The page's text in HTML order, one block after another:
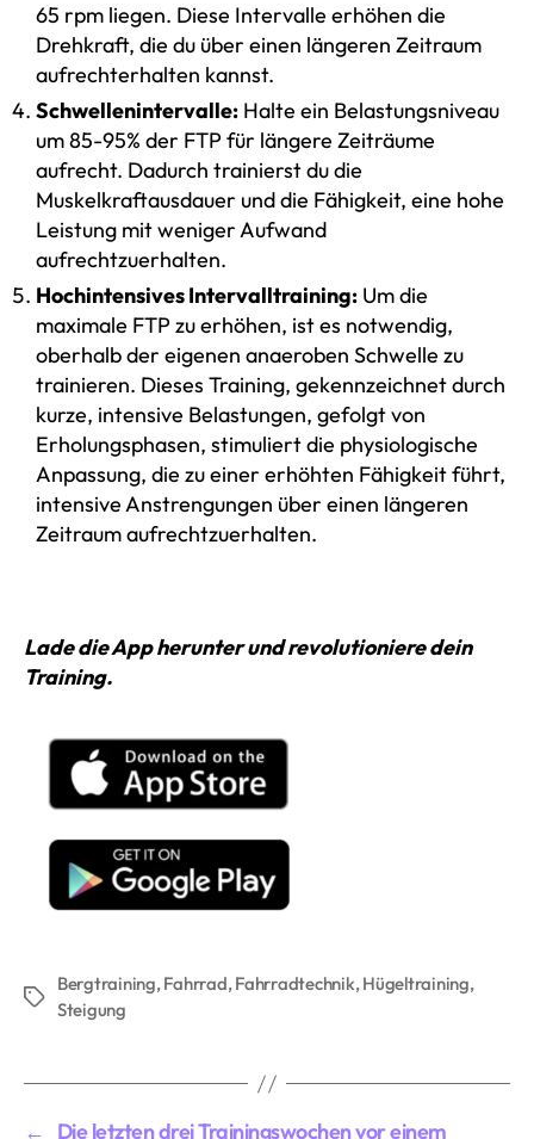
65 rpm liegen. Diese Intervalle erhöhen die
Drehkraft, die du über einen längeren Zeitraum
aufrechterhalten kannst.
Schwellenintervalle: Halte ein Belastungsniveau
um 85-95% der FTP für längere Zeiträume
aufrecht. Dadurch trainierst du die
Muskelkraftausdauer und die Fähigkeit, eine hohe
Leistung mit weniger Aufwand
aufrechtzuerhalten.
Hochintensives Intervalltraining: Um die
maximale FTP zu erhöhen, ist es notwendig,
oberhalb der eigenen anaeroben Schwelle zu
trainieren. Dieses Training, gekennzeichnet durch
kurze, intensive Belastungen, gefolgt von
Erholungsphasen, stimuliert die physiologische
Anpassung, die zu einer erhöhten Fähigkeit führt,
intensive Anstrengungen über einen längeren
Zeitraum aufrechtzuerhalten.
Lade die App herunter und revolutioniere dein
Training.
Schlagwörter
Bergtraining,Fahrrad,Fahrradtechnik,Hügeltraining,
Steigung
← Die letzten drei Trainingswochen vor einem